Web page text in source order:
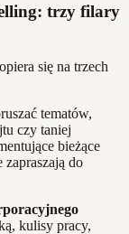
trzy filary
się na trzech
tematów,
czy taniej
bieżące
zapraszają do
kulisy pracy,